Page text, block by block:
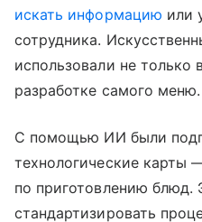
искать информацию или
сотрудника.
использовали не только
разработке самого меню.
С помощью ИИ были
технологические карты
по приготовлению блюд.
стандартизировать